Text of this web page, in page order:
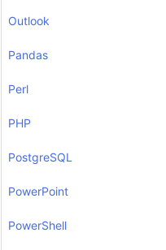
Outlook
Pandas
Perl
PHP
PostgreSQL
PowerPoint
PowerShell